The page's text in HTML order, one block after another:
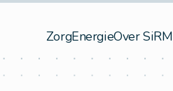
ZorgEnergieOver SiRM